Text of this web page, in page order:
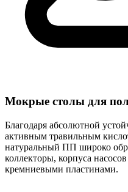
Мокрые столы для
Благодаря абсолютной
активным травильным
натуральный ПП широко
коллекторы, корпуса
кремниевыми пластинами.